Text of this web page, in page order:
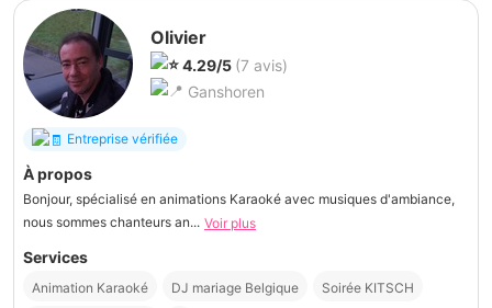
Olivier
4.29/5 (7 avis)
Ganshoren
Entreprise vérifiée
À propos
Bonjour, spécialisé en animations Karaoké avec musiques d'ambiance,
nous sommes chanteurs an... Voir plus
Services
Animation Karaoké DJ mariage Belgique Soirée KITSCH